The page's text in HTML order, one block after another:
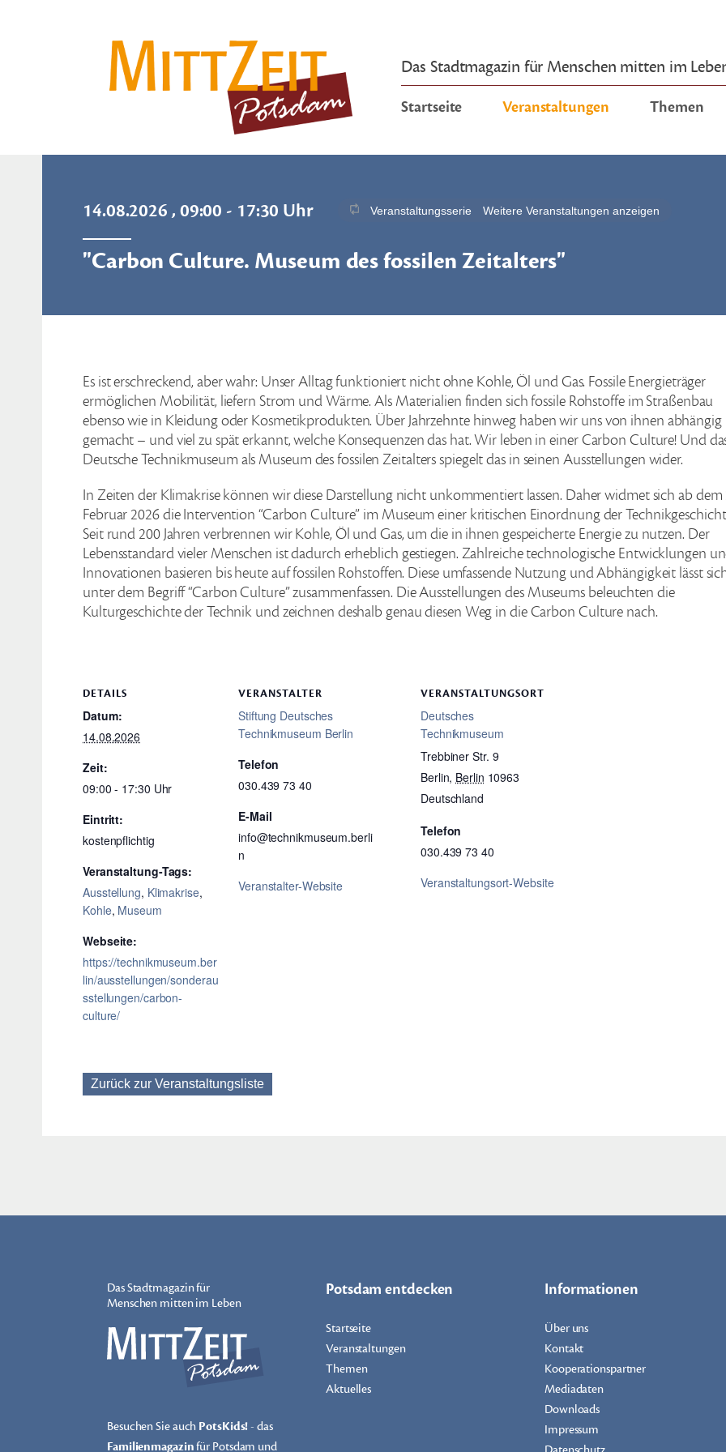
Das Stadtmagazin für Menschen mitten im
Startseite Veranstaltungen Themen
14.08.2026 , 09:00 - 17:30 Uhr Veranstaltungsserie Weitere Veranstaltungen anzeigen
"Carbon Culture. Museum des fossilen Zeitalters"
Es ist erschreckend, aber wahr: Unser Alltag funktioniert nicht ohne Kohle, Öl und Gas. Fossile Energieträger
ermöglichen Mobilität, liefern Strom und Wärme. Als Materialien finden sich fossile Rohstoffe im Straßenbau
ebenso wie in Kleidung oder Kosmetikprodukten. Über Jahrzehnte hinweg haben wir uns von ihnen abhängig
gemacht – und viel zu spät erkannt, welche Konsequenzen das hat. Wir leben in einer Carbon Culture! Und
Deutsche Technikmuseum als Museum des fossilen Zeitalters spiegelt das in seinen Ausstellungen wider.
In Zeiten der Klimakrise können wir diese Darstellung nicht unkommentiert lassen. Daher widmet sich ab dem
Februar 2026 die Intervention “Carbon Culture” im Museum einer kritischen Einordnung der
Seit rund 200 Jahren verbrennen wir Kohle, Öl und Gas, um die in ihnen gespeicherte Energie zu nutzen. Der
Lebensstandard vieler Menschen ist dadurch erheblich gestiegen. Zahlreiche technologische Entwicklungen
Innovationen basieren bis heute auf fossilen Rohstoffen. Diese umfassende Nutzung und Abhängigkeit lässt
unter dem Begriff “Carbon Culture” zusammenfassen. Die Ausstellungen des Museums beleuchten die
Kulturgeschichte der Technik und zeichnen deshalb genau diesen Weg in die Carbon Culture nach.
DETAILS
Datum:
14.08.2026
Zeit:
09:00 - 17:30
Eintritt:
kostenpflichtig
Veranstaltung-Tags:
Ausstellung, Klimakrise,
Kohle, Museum
Webseite:
https://technikmuseum.ber
lin/ausstellungen/sonderau
sstellungen/carbon-
culture/
VERANSTALTER
Stiftung Deutsches
Technikmuseum Berlin
Telefon
030.439 73 40
E-Mail
info@technikmuseum.berli
n
Veranstalter-Website
VERANSTALTUNGSORT
Deutsches
Technikmuseum
Trebbiner Str. 9
Berlin, Berlin 10963
Deutschland
Telefon
030.439 73 40
Veranstaltungsort-Website
Zurück zur Veranstaltungsliste
Das Stadtmagazin für
Menschen mitten im Leben
Besuchen Sie auch PotsKids!- das
Familienmagazinfür Potsdam und
Potsdam entdecken
Startseite
Veranstaltungen
Themen
Aktuelles
Informationen
Über uns
Kontakt
Kooperationspartner
Mediadaten
Downloads
Impressum